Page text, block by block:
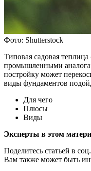
Фото: Shutterstock
Типовая садовая
промышленными
постройку может
виды фундаментов
Для чего
Плюсы
Виды
Эксперты в этом
Поделитесь статьей в
Вам также может быть